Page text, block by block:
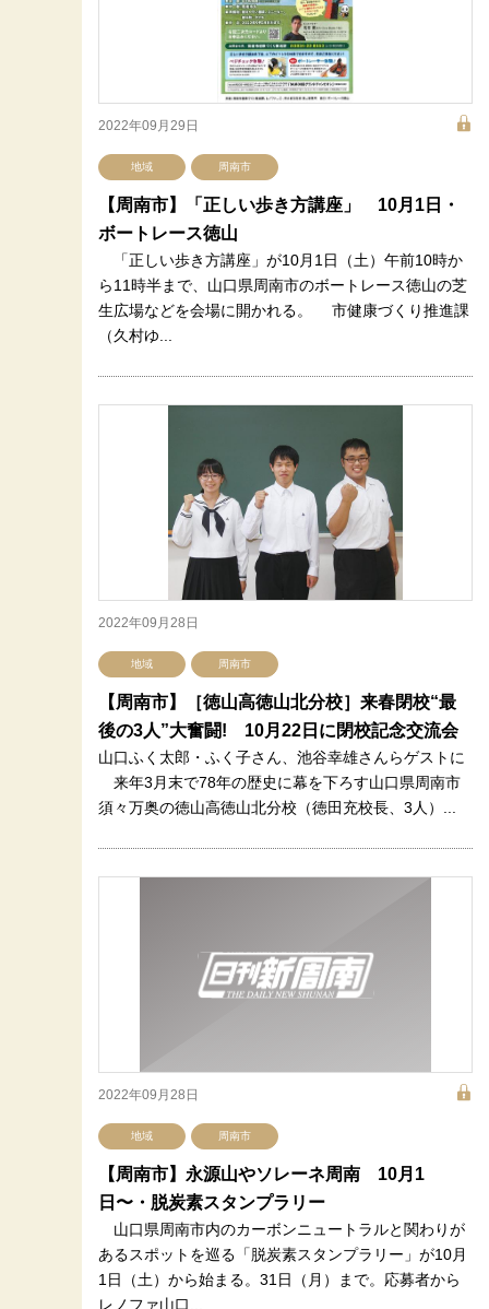
2022年09月29日
地域 周南市
【周南市】「正しい歩き方講座」 10月1日・
ボートレース徳山
「正しい歩き方講座」が10月1日（土）午前10時か
ら11時半まで、山口県周南市のボートレース徳山の芝
生広場などを会場に開かれる。 市健康づくり推進課
（久村ゆ...
2022年09月28日
地域 周南市
【周南市】［徳山高徳山北分校］来春閉校“最
後の3人”大奮闘! 10月22日に閉校記念交流会
山口ふく太郎・ふく子さん、池谷幸雄さんらゲストに
来年3月末で78年の歴史に幕を下ろす山口県周南市
須々万奥の徳山高徳山北分校（徳田充校長、3人）...
2022年09月28日
地域 周南市
【周南市】永源山やソレーネ周南 10月1
日〜・脱炭素スタンプラリー
山口県周南市内のカーボンニュートラルと関わりが
あるスポットを巡る「脱炭素スタンプラリー」が10月
1日（土）から始まる。31日（月）まで。応募者から
レノファ山口...